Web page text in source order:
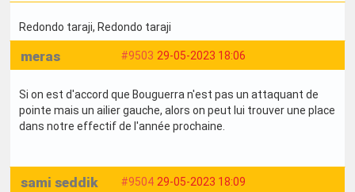
Redondo taraji, Redondo taraji
#9503 29-05-2023 18:06
meras
Si on est d'accord que Bouguerra n'est pas un attaquant de
pointe mais un ailier gauche, alors on peut lui trouver une place
dans notre effectif de l'année prochaine.
#9504 29-05-2023 18:09
sami seddik